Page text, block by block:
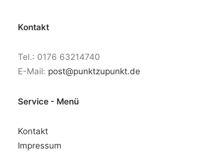
Kontakt
Tel.: 0176 63214740
E-Mail: post@punktzupunkt.de
Service - Menü
Kontakt
Impressum